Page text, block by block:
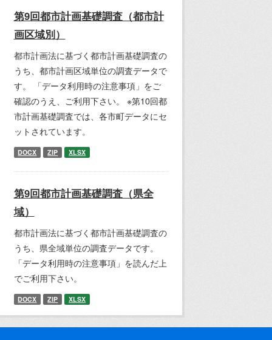
第9回都市計画基礎調査（都市計
画区域別）
都市計画法に基づく都市計画基礎調査の
うち、都市計画区域単位の調査データで
す。 「データ利用時の注意事項」をご
確認のうえ、ご利用下さい。 ※第10回都
市計画基礎調査では、各市町データにセ
ットされています。
DOCX ZIP XLSX
第9回都市計画基礎調査（県全
域）
都市計画法に基づく都市計画基礎調査の
うち、県全域単位の調査データです。
「データ利用時の注意事項」を読んだ上
でご利用下さい。
DOCX ZIP XLSX